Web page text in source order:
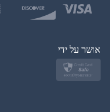
פולנית
אושר על ידי